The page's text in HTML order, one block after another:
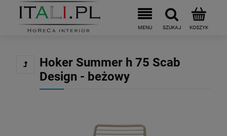
Hoker Summer h 75 Scab
Design - beżowy